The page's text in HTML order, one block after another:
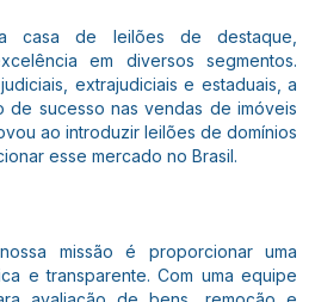
casa de leilões de destaque,
em diversos segmentos.
extrajudiciais e estaduais, a
de sucesso nas vendas de imóveis
ao introduzir leilões de domínios
esse mercado no Brasil.
missão é proporcionar uma
e transparente. Com uma equipe